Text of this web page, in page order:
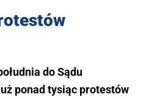
do Sądu
ponad tysiąc protestów